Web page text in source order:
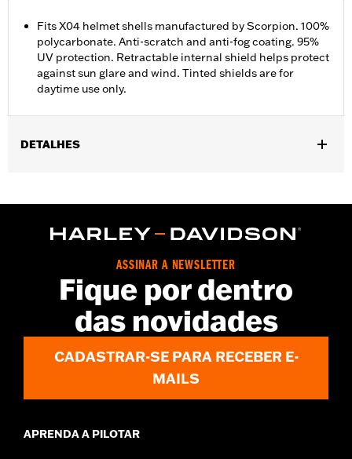
Fits X04 helmet shells manufactured by Scorpion. 100%
polycarbonate. Anti-scratch and anti-fog coating. 95%
UV protection. Retractable internal shield helps protect
against sun glare and wind. Tinted shields are for
daytime use only.
DETALHES
Functional Features:Anti-fog
d.com/warrantyfor full details
UV Protection,
Imported
ASSINAR A NEWSLETTER
Fique por dentro
das novidades
CADASTRAR-SE PARA RECEBER E-
MAILS
APRENDA A PILOTAR